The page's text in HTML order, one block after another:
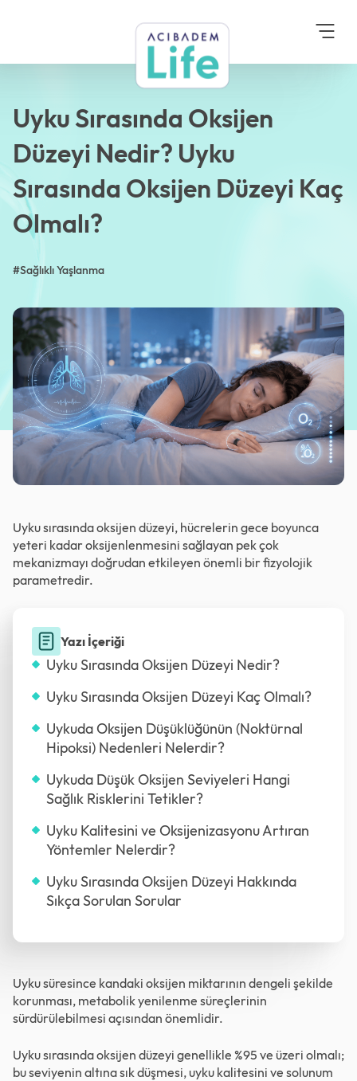
Sağlıklı Yaşlanma
Düzeyi Nedir? Uyku
Sırasında Oksijen
Uyku Sırasında Oksijen
Düzeyi Nedir? Uyku
Sırasında Oksijen Düzeyi Kaç
Olmalı?
#Sağlıklı Yaşlanma
Uyku sırasında oksijen düzeyi, hücrelerin gece boyunca
yeteri kadar oksijenlenmesini sağlayan pek çok
mekanizmayı doğrudan etkileyen önemli bir fizyolojik
parametredir.
Yazı İçeriği
Uyku Sırasında Oksijen Düzeyi Nedir?
Uyku Sırasında Oksijen Düzeyi Kaç Olmalı?
Uykuda Oksijen Düşüklüğünün (Noktürnal
Hipoksi) Nedenleri Nelerdir?
Uykuda Düşük Oksijen Seviyeleri Hangi
Sağlık Risklerini Tetikler?
Uyku Kalitesini ve Oksijenizasyonu Artıran
Yöntemler Nelerdir?
Uyku Sırasında Oksijen Düzeyi Hakkında
Sıkça Sorulan Sorular
Uyku süresince kandaki oksijen miktarının dengeli şekilde
korunması, metabolik yenilenme süreçlerinin
sürdürülebilmesi açısından önemlidir.
Uyku sırasında oksijen düzeyi genellikle %95 ve üzeri olmalı;
bu seviyenin altına sık düşmesi, uyku kalitesini ve solunum